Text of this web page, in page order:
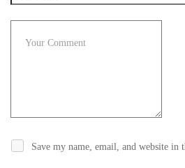
Save my name, email, and website